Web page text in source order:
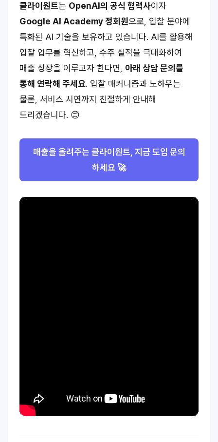
클라이원트는 OpenAI의 공식 협력사이자
Google AI Academy 정회원으로, 입찰 분야에
특화된 AI 기술을 보유하고 있습니다. AI를 활용해
입찰 업무를 혁신하고, 수주 실적을 극대화하여
매출 성장을 이루고자 한다면, 아래 상담 문의를
통해 연락해 주세요. 입찰 매커니즘과 노하우는
물론, 서비스 시연까지 친절하게 안내해
드리겠습니다. 😊
매출을 올려주는 클라이원트, 지금 도입 문의
하세요 🚀